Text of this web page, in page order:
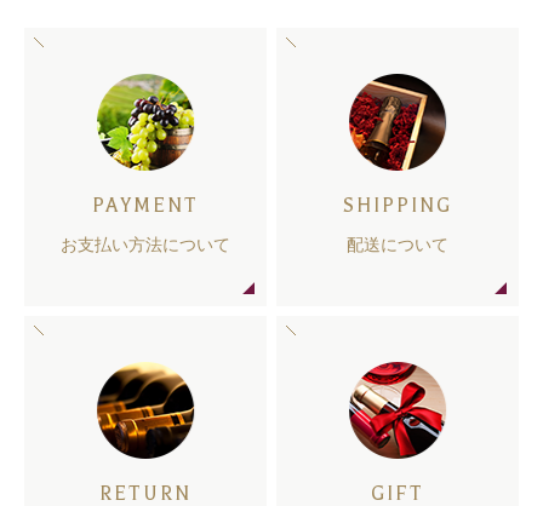
PAYMENT
お支払い方法について
SHIPPING
配送について
RETURN GIFT